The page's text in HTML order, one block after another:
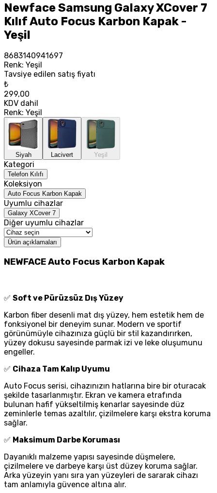
Newface Samsung Galaxy XCover 7
Kılıf Auto Focus Karbon Kapak -
Yeşil
8683140941697
Renk: Yeşil
Tavsiye edilen satış fiyatı
₺
299,00
KDV dahil
Renk: Yeşil
Siyah Lacivert Yeşil
Kategori
Telefon Kılıfı
Koleksiyon
Auto Focus Karbon Kapak
Uyumlu cihazlar
Galaxy XCover 7
Diğer uyumlu cihazlar
Ürün açıklamaları
NEWFACE Auto Focus Karbon Kapak
✅ Soft ve Pürüzsüz Dış Yüzey
Karbon fiber desenli mat dış yüzey, hem estetik hem de
fonksiyonel bir deneyim sunar. Modern ve sportif
görünümüyle cihazınıza güçlü bir stil kazandırırken,
yüzey dokusu sayesinde parmak izi ve leke oluşumunu
engeller.
✅ Cihaza Tam Kalıp Uyumu
Auto Focus serisi, cihazınızın hatlarına bire bir oturacak
şekilde tasarlanmıştır. Ekran ve kamera etrafında
bulunan hafif yükseltilmiş kenarlar sayesinde düz
zeminlerle temas azaltılır, çizilmelere karşı ekstra koruma
sağlar.
✅ Maksimum Darbe Koruması
Dayanıklı malzeme yapısı sayesinde düşmelere,
çizilmelere ve darbeye karşı üst düzey koruma sağlar.
Arka yüzeyin yanı sıra yan yüzeyleri de sararak cihazı
tam anlamıyla güvence altına alır.